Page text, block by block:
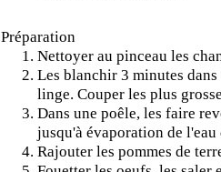
Préparation
Nettoyer au pinceau les
Les blanchir 3 minutes
linge. Couper les plus
Dans une poêle, les faire
jusqu'à évaporation de
Rajouter les pommes de